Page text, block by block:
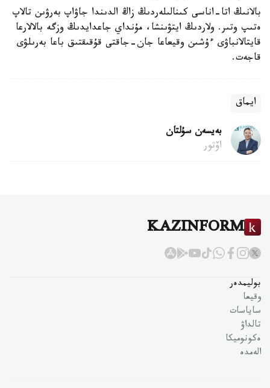
بالانىڭ اتا-اناسى كىنالىلەردىڭ زاڭ الدىندا جاۋاپ بەرۋىن تالاپ
ەتىپ وتىر. ولاردىڭ ايتۋىنشا، مۇنداي جاعدايدىڭ وزگە بالالارعا
قايتالانباۋى ءۇشىن وقيعاعا جان-جاقتى قۇقىقتىق باعا بەرىلۋى
قاجەت.
ايماق
بەيسەن سۇلتان
اۆتور
KAZINFORM
بوليمدەر
وقيعا
ساياسات
تالداۋ
ەكونوميكا
الەمدە